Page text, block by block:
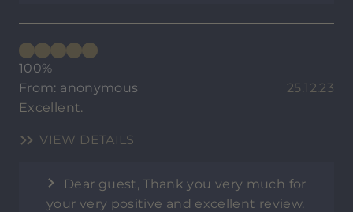
100%
From: anonymous
25.12.23
Excellent.
VIEW DETAILS
Dear guest, Thank you very much for
your very positive and excellent review.